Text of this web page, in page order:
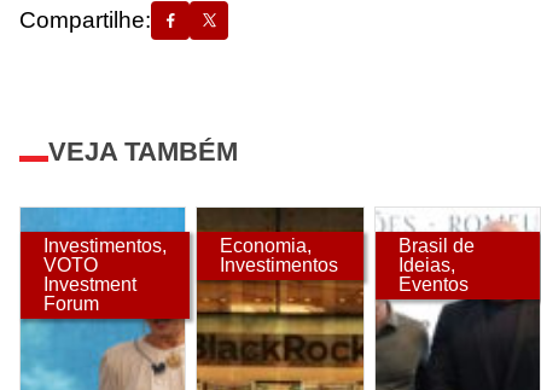
Compartilhe:
VEJA TAMBÉM
Investimentos,
VOTO
Investment
Forum
Economia,
Investimentos
Brasil de
Ideias,
Eventos